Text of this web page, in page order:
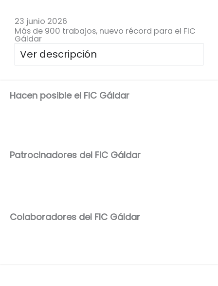
23 junio 2026
Más de 900 trabajos, nuevo récord para el FIC
Gáldar
Ver descripción
Hacen posible el FIC Gáldar
Patrocinadores del FIC Gáldar
Colaboradores del FIC Gáldar